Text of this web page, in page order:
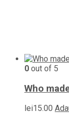
0 out of 5
Who
lei15.00